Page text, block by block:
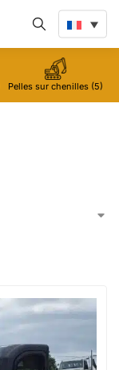
Pelles sur chenilles (5)